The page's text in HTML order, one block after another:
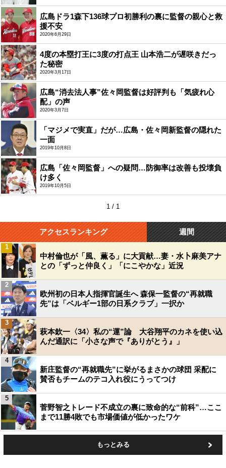
広島ドラ1森下136球プロ初勝利の裏に監督の親心と救
援不安
2020年6月29日
4度の本塁打王に3度の打点王 山本浩二が遅咲きだっ
た秘密
2020年3月17日
広島“消去法人事”佐々岡監督は好評判も「気疲れ心
配」の声
2020年3月7日
「マジメで実直」だが…広島・佐々岡新監督の隠れた
一面
2019年10月8日
広島「佐々岡監督」への疑問…防御率は改善も投壊負
け多く
2019年10月5日
1 / 1
アクセスランキング 週間
中村倫也が「風、薫る」に大貢献…妻・水卜麻美アナ
との「ずっと仲良く」「にこやかな」近況
1
欧州初の日本人指揮官誕生へ 森保一監督の“再就職
先”は「ベルギー1部の日系クラブ」一択か
2
萩本欽一〈34〉私の“運”論 大谷翔平のカネを使い込
んだ通訳に「小さな声で『ありがとう』」
3
新庄監督の“再就職先”に挙がるまさかの球団 采配に
賛否もチームのテコ入れ役にうってつけ
4
菅野智之トレード不成立の裏に致命的な“前科”…ここ
まで11勝4敗でも市場価値が低かったワケ
5
もっとみる